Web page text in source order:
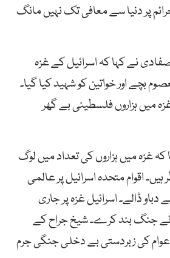
پر دنیا سے معافی تک نہیں مانگ
نے کہا کہ اسرائیل کے غزہ
بچے اور خواتین کو شہید کیا گیا۔
میں ہزاروں فلسطینی بے گھر
کہ غزہ میں ہزاروں کی تعداد میں لوگ
اقوام متحدہ اسرائیل پر عالمی
دباو ڈالے۔ اسرائیل غزہ پر جاری
جنگ بند کرے۔ شیخ جراح کے
کی زبردستی بے دخلی جنگی جرم